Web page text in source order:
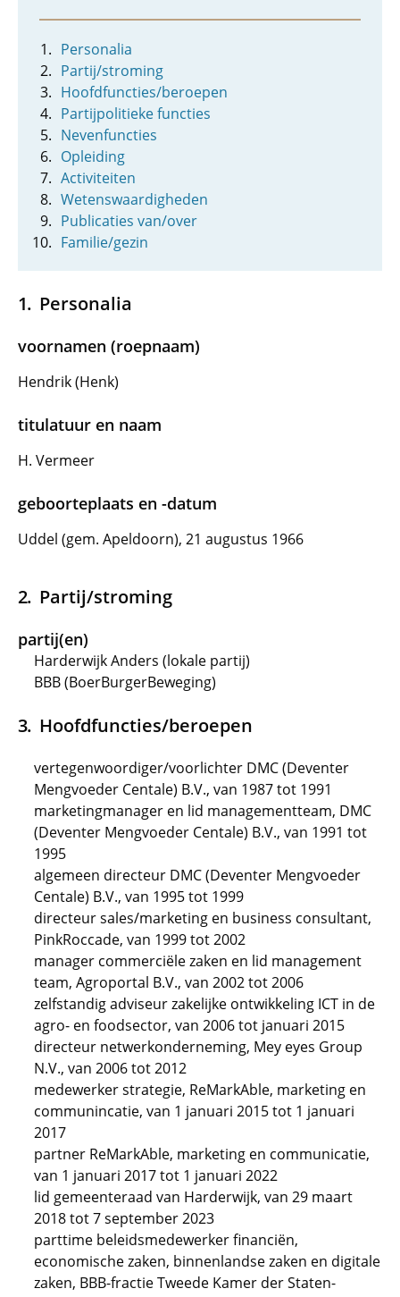
Personalia
Partij/stroming
Hoofdfuncties/beroepen
Partijpolitieke functies
Nevenfuncties
Opleiding
Activiteiten
Wetenswaardigheden
Publicaties van/over
Familie/gezin
Personalia
voornamen (roepnaam)
Hendrik (Henk)
titulatuur en naam
H. Vermeer
geboorteplaats en -datum
Uddel (gem. Apeldoorn), 21 augustus 1966
Partij/stroming
partij(en)
Harderwijk Anders (lokale partij)
BBB (BoerBurgerBeweging)
Hoofdfuncties/beroepen
vertegenwoordiger/voorlichter DMC (Deventer
Mengvoeder Centale) B.V., van 1987 tot 1991
marketingmanager en lid managementteam, DMC
(Deventer Mengvoeder Centale) B.V., van 1991 tot
1995
algemeen directeur DMC (Deventer Mengvoeder
Centale) B.V., van 1995 tot 1999
directeur sales/marketing en business consultant,
PinkRoccade, van 1999 tot 2002
manager commerciële zaken en lid management
team, Agroportal B.V., van 2002 tot 2006
zelfstandig adviseur zakelijke ontwikkeling ICT in de
agro- en foodsector, van 2006 tot januari 2015
directeur netwerkonderneming, Mey eyes Group
N.V., van 2006 tot 2012
medewerker strategie, ReMarkAble, marketing en
communincatie, van 1 januari 2015 tot 1 januari
2017
partner ReMarkAble, marketing en communicatie,
van 1 januari 2017 tot 1 januari 2022
lid gemeenteraad van Harderwijk, van 29 maart
2018 tot 7 september 2023
parttime beleidsmedewerker financiën,
economische zaken, binnenlandse zaken en digitale
zaken, BBB-fractie Tweede Kamer der Staten-